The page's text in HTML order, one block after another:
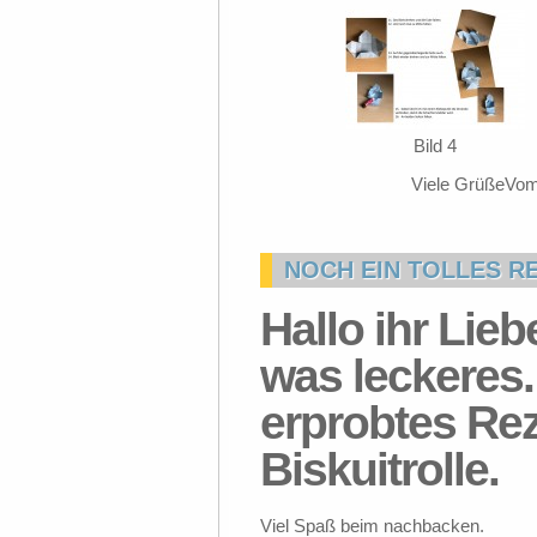
Bild 4
Viele
NOCH EIN TOLLES
Hallo ihr
was
erprobtes
Biskuitrolle.
Viel Spaß beim nachbacken.